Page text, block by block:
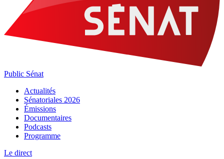
Public Sénat
Actualités
Sénatoriales 2026
Émissions
Documentaires
Podcasts
Programme
Le direct